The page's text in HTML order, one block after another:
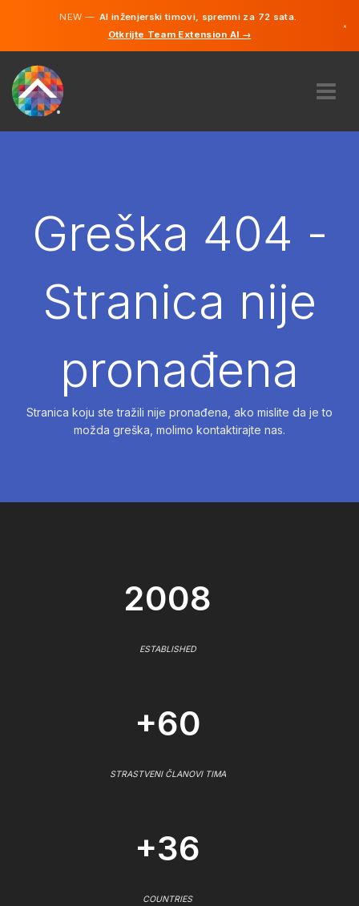
NEW —AI inženjerski timovi, spremni za 72 sata.
Otkrijte Team Extension AI →
×
NAJAMGreška 404 -
Stranica nije
pronađena
Stranica koju ste tražili nije pronađena, ako mislite da je to
možda greška, molimo kontaktirajte nas.
2008
ESTABLISHED
+60
STRASTVENI ČLANOVI TIMA
+36
COUNTRIES